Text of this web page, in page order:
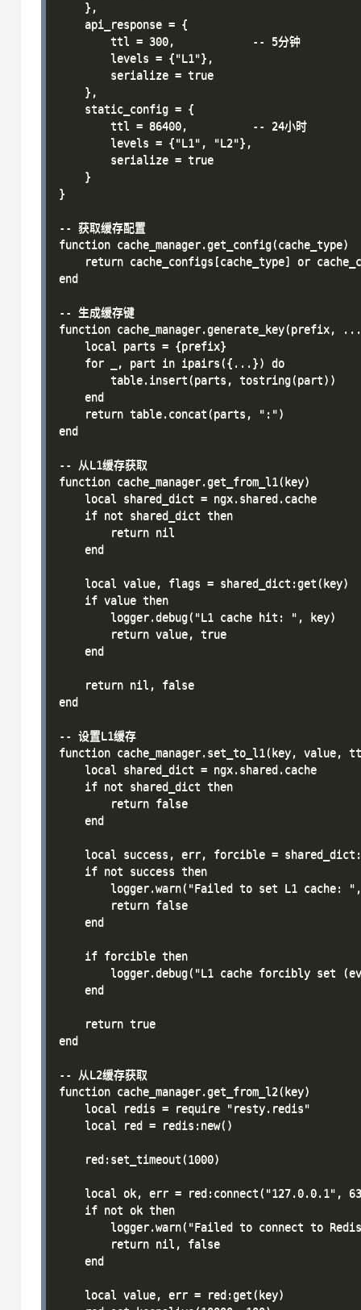
    },
    api_response = {
        ttl = 300,            -- 5分钟
        levels = {"L1"},
        serialize = true
    },
    static_config = {
        ttl = 86400,          -- 24小时
        levels = {"L1", "L2"},
        serialize = true
    }
}
-- 获取缓存配置
function cache_manager.get_config(cache_type)
return cache_configs[cache_type] or
end
-- 生成缓存键
function cache_manager.generate_key(prefix,
    local parts = {prefix}
    for _, part in ipairs({...}) do
        table.insert(parts, tostring(part))
    end
    return table.concat(parts, ":")
end
-- 从L1缓存获取
function cache_manager.get_from_l1(key)
    local shared_dict = ngx.shared.cache
    if not shared_dict then
        return nil
    end
    local value, flags = shared_dict:get(key)
    if value then
        logger.debug("L1 cache hit: ", key)
        return value, true
    end
    return nil, false
end
-- 设置L1缓存
function cache_manager.set_to_l1(key, value,
    local shared_dict = ngx.shared.cache
    if not shared_dict then
        return false
    end
local success, err, forcible =
    if not success then
logger.warn("Failed to set L1 cache:
        return false
    end
    if forcible then
logger.debug("L1 cache forcibly set
    end
    return true
end
-- 从L2缓存获取
function cache_manager.get_from_l2(key)
    local redis = require "resty.redis"
    local red = redis:new()
    red:set_timeout(1000)
local ok, err = red:connect("127.0.0.1",
    if not ok then
logger.warn("Failed to connect to
        return nil, false
    end
    local value, err = red:get(key)